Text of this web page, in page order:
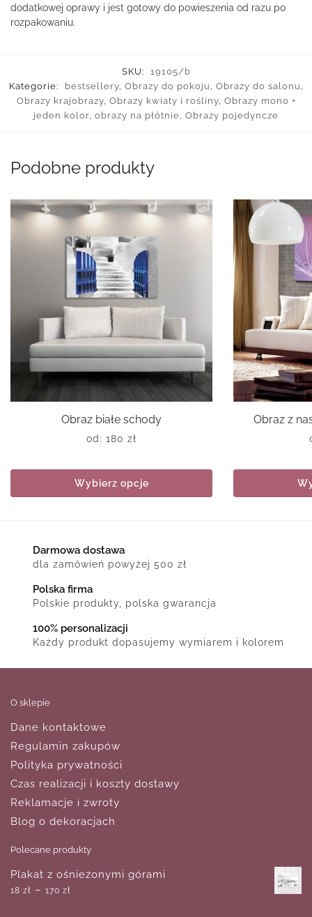
dodatkowej oprawy i jest gotowy do powieszenia od razu po
rozpakowaniu.
SKU:
19105/b
Kategorie:
bestsellery, Obrazy do pokoju , Obrazy do salonu ,
Obrazy krajobrazy, Obrazy kwiaty i rośliny, Obrazy mono +
jeden kolor, obrazy na płótnie, Obrazy pojedyncze
Podobne produkty
Obraz białe schody
od: 180 zł
Wybierz opcje
Obraz z
Darmowa dostawa
dla zamówień powyżej 500 zł
Polska firma
Polskie produkty, polska gwarancja
100% personalizacji
Każdy produkt dopasujemy wymiarem i kolorem
O sklepie
Dane kontaktowe
Regulamin zakupów
Polityka prywatności
Czas realizacji i koszty dostawy
Reklamacje i zwroty
Blog o dekoracjach
Polecane produkty
Plakat z ośnieżonymi górami
18 zł – 170 zł